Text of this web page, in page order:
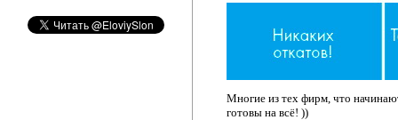
Многие из тех фирм, что
готовы на всё! ))